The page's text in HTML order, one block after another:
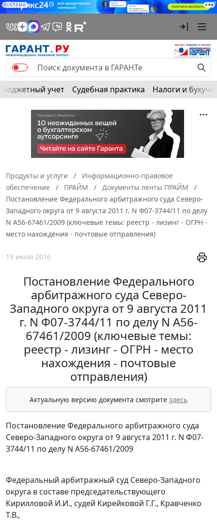
РЕКЛАМА
Бюджетный учет Судебная практика Налоги и
Продукты и услуги
Информационно-правовое
обеспечение
ПРАЙМ
Документы ленты ПРАЙМ
Постановление Федерального арбитражного суда Северо-
Западного округа от 9 августа 2011 г. N Ф07-3744/11 по делу
N А56-67461/2009 (ключевые темы: реестр - лизинг - ОГРН -
место нахождения - почтовые отправления)
19 июля 2016
Постановление Федерального
арбитражного суда Северо-
Западного округа от 9 августа 2011
г. N Ф07-3744/11 по делу N А56-
67461/2009 (ключевые темы:
реестр - лизинг - ОГРН - место
нахождения - почтовые
отправления)
Актуальную версию документа смотрите здесь
Постановление Федерального арбитражного суда
Северо-Западного округа от 9 августа 2011 г. N Ф07-
3744/11 по делу N А56-67461/2009
Федеральный арбитражный суд Северо-Западного
округа в составе председательствующего
Кирилловой И.И., судей Кирейковой Г.Г., Кравченко
Т.В.,